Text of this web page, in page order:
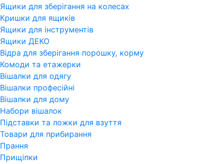
Ящики для зберігання на колесах
Кришки для ящиків
Ящики для інструментів
Ящики ДЕКО
Відра для зберігання порошку, корму
Комоди та етажерки
Вішалки для одягу
Вішалки професійні
Вішалки для дому
Набори вішалок
Підставки та ложки для взуття
Товари для прибирання
Прання
Прищіпки